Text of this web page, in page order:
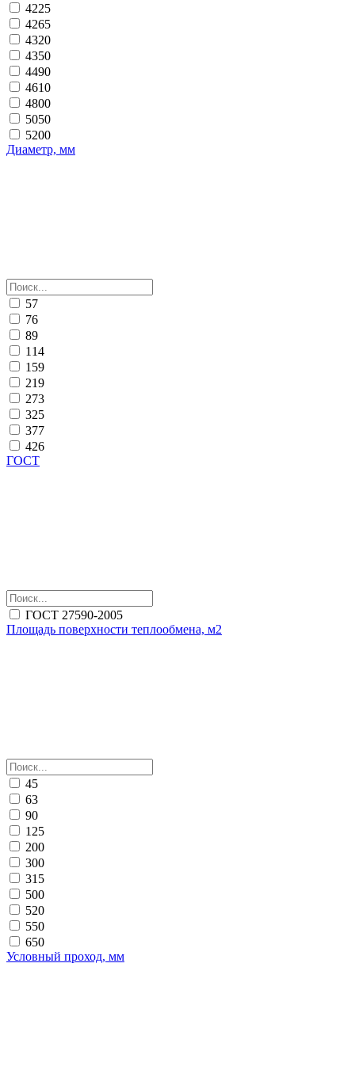
4225
4265
4320
4350
4490
4610
4800
5050
5200
Диаметр, мм
57
76
89
114
159
219
273
325
377
426
ГОСТ
ГОСТ 27590-2005
Площадь поверхности теплообмена, м2
45
63
90
125
200
300
315
500
520
550
650
Условный проход, мм